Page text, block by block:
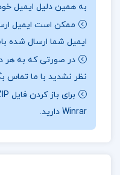
در این راستا،
شخصیت‌های برجسته‌ای
شیخ احمد روحی و
می‌کند. این افراد از
ناصرالدین شاه برای
تلاش کردند. میرزا
روشنگری و
به همین دلیل ایمیل
ایمیل شما ارسال شده
در صورتی که به هر
نظر نشدید با ما تماس
Winrar دارید.